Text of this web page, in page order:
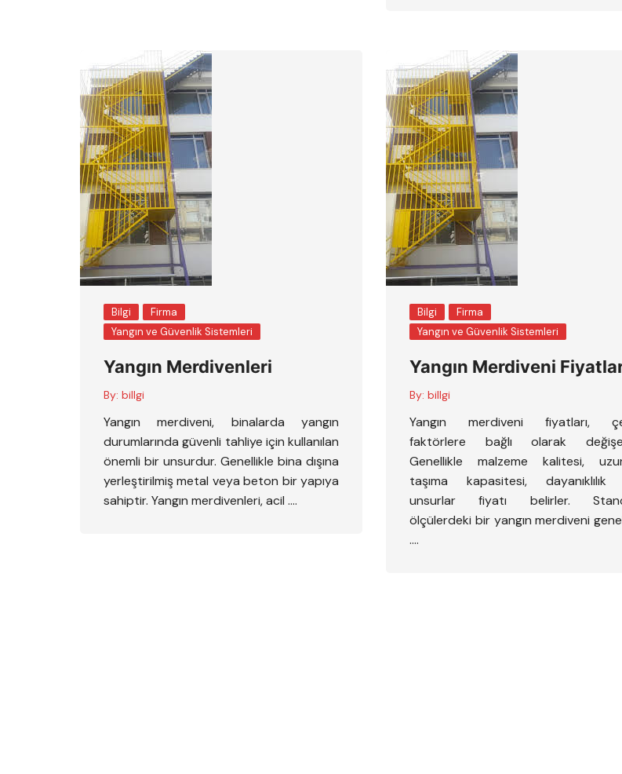
Bilgi
Firma
Yangın ve Güvenlik Sistemleri
Yangın Merdivenleri
By: billgi
Yangın merdiveni, binalarda yangın
durumlarında güvenli tahliye için kullanılan
önemli bir unsurdur. Genellikle bina dışına
yerleştirilmiş metal veya beton bir yapıya
sahiptir. Yangın merdivenleri, acil ….
Bilgi
Firma
Yangın ve Güvenlik Sistemleri
Yangın Merdiveni
By: billgi
Yangın merdiveni fiyatları,
faktörlere bağlı olarak
Genellikle malzeme kalitesi,
taşıma kapasitesi, dayanıklılık
unsurlar fiyatı belirler.
ölçülerdeki bir yangın merdiveni
….